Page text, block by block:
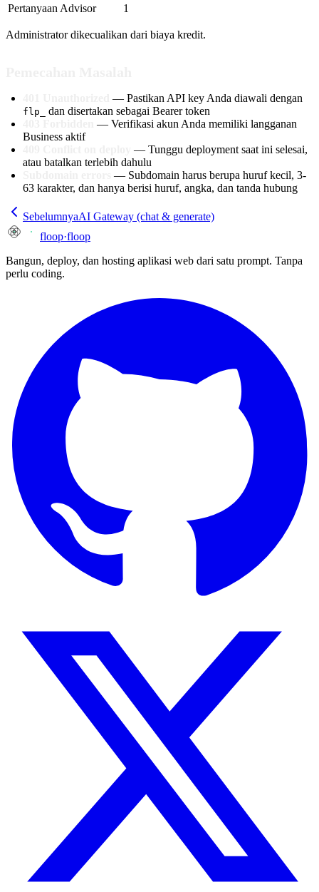
Pertanyaan Advisor 1
Administrator dikecualikan dari biaya kredit.
— Pastikan API key Anda diawali dengan
flp_
dan disertakan sebagai Bearer token
— Verifikasi akun Anda memiliki langganan
Business aktif
— Tunggu deployment saat ini selesai,
atau batalkan terlebih dahulu
— Subdomain harus berupa huruf kecil, 3-
63 karakter, dan hanya berisi huruf, angka, dan tanda hubung
SebelumnyaAI Gateway (chat & generate)
floop·floop
Bangun, deploy, dan hosting aplikasi web dari satu prompt. Tanpa
perlu coding.